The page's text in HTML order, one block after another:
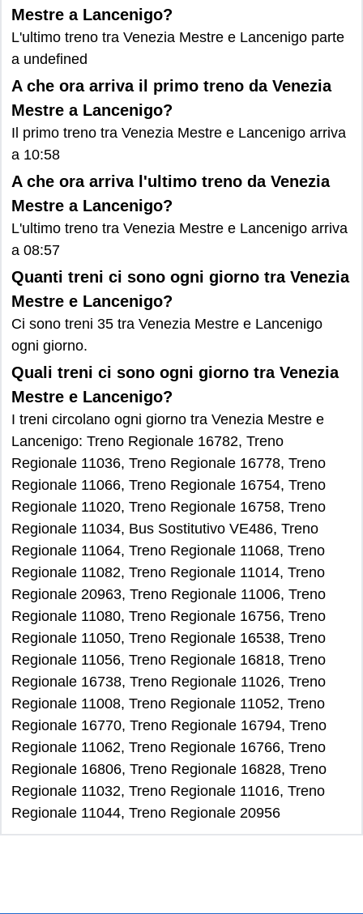
Mestre a Lancenigo?
L'ultimo treno tra Venezia Mestre e Lancenigo parte
a undefined
A che ora arriva il primo treno da Venezia
Mestre a Lancenigo?
Il primo treno tra Venezia Mestre e Lancenigo arriva
a 10:58
A che ora arriva l'ultimo treno da Venezia
Mestre a Lancenigo?
L'ultimo treno tra Venezia Mestre e Lancenigo arriva
a 08:57
Quanti treni ci sono ogni giorno tra Venezia
Mestre e Lancenigo?
Ci sono treni 35 tra Venezia Mestre e Lancenigo
ogni giorno.
Quali treni ci sono ogni giorno tra Venezia
Mestre e Lancenigo?
I treni circolano ogni giorno tra Venezia Mestre e
Lancenigo: Treno Regionale 16782, Treno
Regionale 11036, Treno Regionale 16778, Treno
Regionale 11066, Treno Regionale 16754, Treno
Regionale 11020, Treno Regionale 16758, Treno
Regionale 11034, Bus Sostitutivo VE486, Treno
Regionale 11064, Treno Regionale 11068, Treno
Regionale 11082, Treno Regionale 11014, Treno
Regionale 20963, Treno Regionale 11006, Treno
Regionale 11080, Treno Regionale 16756, Treno
Regionale 11050, Treno Regionale 16538, Treno
Regionale 11056, Treno Regionale 16818, Treno
Regionale 16738, Treno Regionale 11026, Treno
Regionale 11008, Treno Regionale 11052, Treno
Regionale 16770, Treno Regionale 16794, Treno
Regionale 11062, Treno Regionale 16766, Treno
Regionale 16806, Treno Regionale 16828, Treno
Regionale 11032, Treno Regionale 11016, Treno
Regionale 11044, Treno Regionale 20956